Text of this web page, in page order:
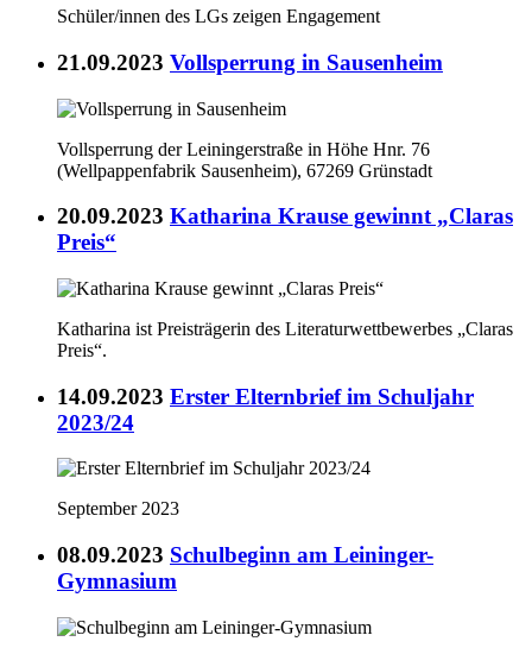
Schüler/innen des LGs zeigen Engagement
21.09.2023 Vollsperrung in Sausenheim
Vollsperrung der Leiningerstraße in Höhe Hnr. 76
(Wellpappenfabrik Sausenheim), 67269 Grünstadt
20.09.2023 Katharina Krause gewinnt „Claras
Preis“
Katharina ist Preisträgerin des Literaturwettbewerbes „Claras
Preis“.
14.09.2023 Erster Elternbrief im Schuljahr
2023/24
September 2023
08.09.2023 Schulbeginn am Leininger-
Gymnasium